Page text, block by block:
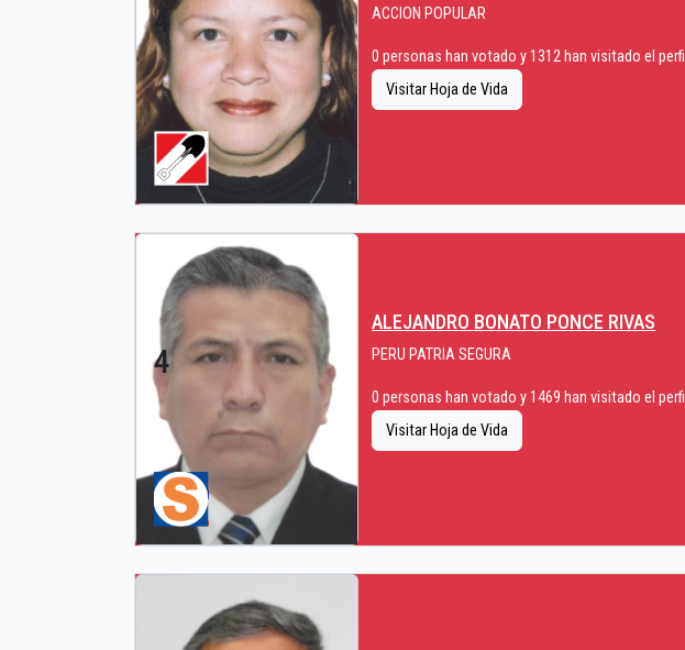
4 ACCION POPULAR
0 personas han votado y 1312 han visitado el perfil
Visitar Hoja de Vida
4
ALEJANDRO BONATO PONCE RIVAS
PERU PATRIA SEGURA
0 personas han votado y 1469 han visitado el perfil
Visitar Hoja de Vida